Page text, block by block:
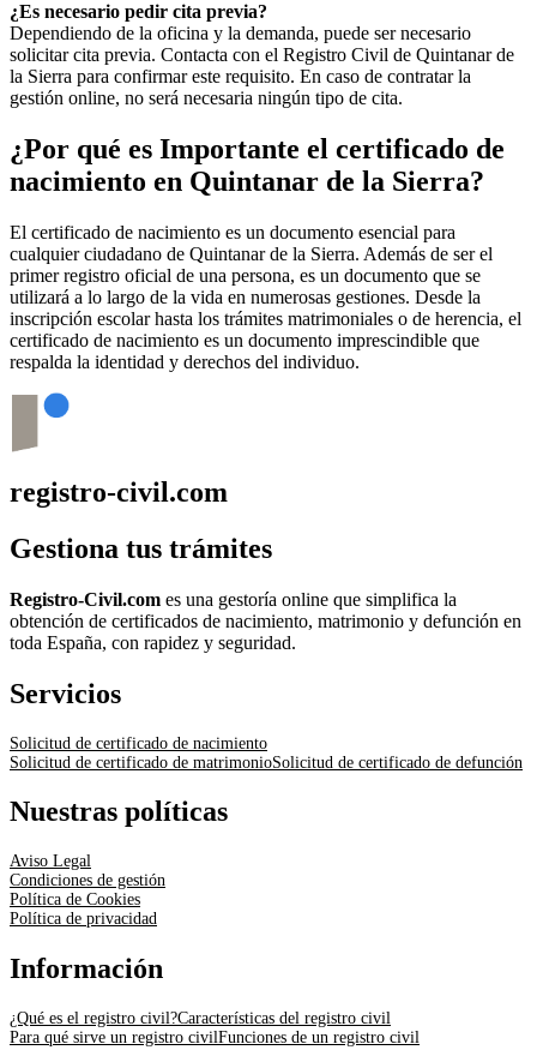
¿Es necesario pedir cita previa?
Dependiendo de la oficina y la demanda, puede ser necesario
solicitar cita previa. Contacta con el Registro Civil de Quintanar de
la Sierra para confirmar este requisito. En caso de contratar la
gestión online, no será necesaria ningún tipo de cita.
¿Por qué es Importante el certificado de
nacimiento en Quintanar de la Sierra?
El certificado de nacimiento es un documento esencial para
cualquier ciudadano de Quintanar de la Sierra. Además de ser el
primer registro oficial de una persona, es un documento que se
utilizará a lo largo de la vida en numerosas gestiones. Desde la
inscripción escolar hasta los trámites matrimoniales o de herencia, el
certificado de nacimiento es un documento imprescindible que
respalda la identidad y derechos del individuo.
registro-civil.com
Gestiona tus trámites
Registro-Civil.com es una gestoría online que simplifica la
obtención de certificados de nacimiento, matrimonio y defunción en
toda España, con rapidez y seguridad.
Servicios
Solicitud de certificado de nacimiento
Solicitud de certificado de matrimonioSolicitud de certificado de defunción
Nuestras políticas
Aviso Legal
Condiciones de gestión
Política de Cookies
Política de privacidad
Información
¿Qué es el registro civil?Características del registro civil
Para qué sirve un registro civilFunciones de un registro civil